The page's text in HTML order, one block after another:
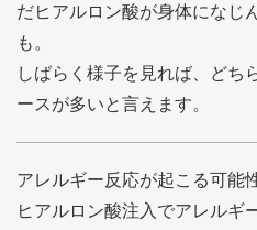
だヒアルロン酸が身体になじ
も。
しばらく様子を見れば、どち
ースが多いと言えます。
アレルギー反応が起こる可能
ヒアルロン酸注入でアレルギ